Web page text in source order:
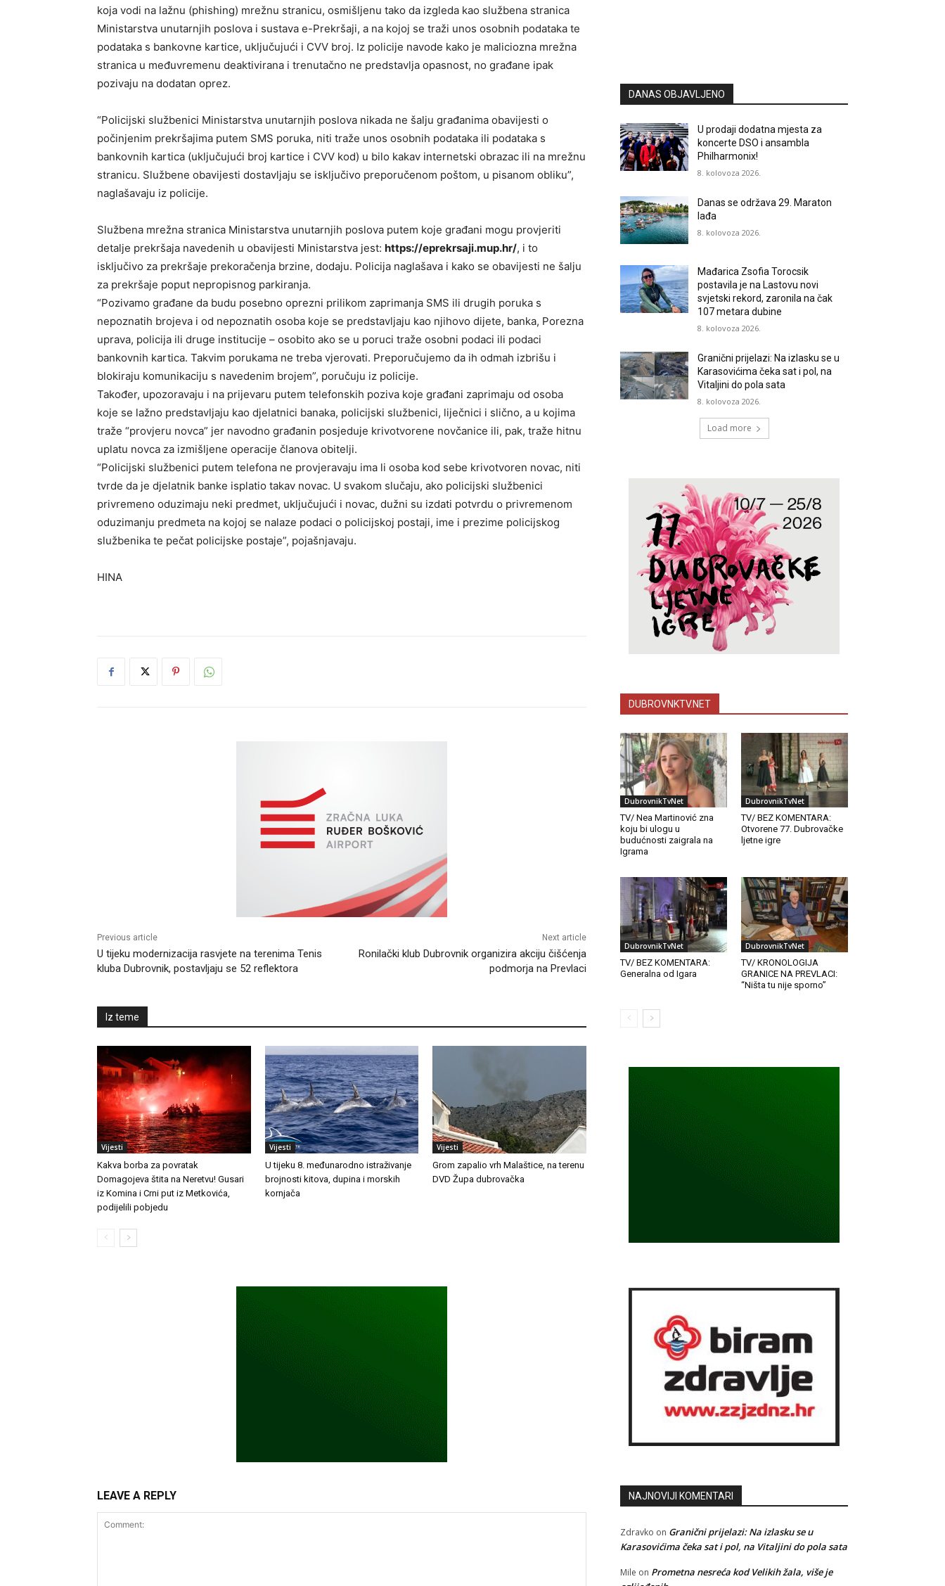
koja vodi na lažnu (phishing) mrežnu stranicu, osmišljenu tako da izgleda kao službena stranica
Ministarstva unutarnjih poslova i sustava e-Prekršaji, a na kojoj se traži unos osobnih podataka te
podataka s bankovne kartice, uključujući i CVV broj. Iz policije navode kako je maliciozna mrežna
stranica u međuvremenu deaktivirana i trenutačno ne predstavlja opasnost, no građane ipak
pozivaju na dodatan oprez.
“Policijski službenici Ministarstva unutarnjih poslova nikada ne šalju građanima obavijesti o
počinjenim prekršajima putem SMS poruka, niti traže unos osobnih podataka ili podataka s
bankovnih kartica (uključujući broj kartice i CVV kod) u bilo kakav internetski obrazac ili na mrežnu
stranicu. Službene obavijesti dostavljaju se isključivo preporučenom poštom, u pisanom obliku”,
naglašavaju iz policije.
Službena mrežna stranica Ministarstva unutarnjih poslova putem koje građani mogu provjeriti
detalje prekršaja navedenih u obavijesti Ministarstva jest: https://eprekrsaji.mup.hr/, i to
isključivo za prekršaje prekoračenja brzine, dodaju. Policija naglašava i kako se obavijesti ne šalju
za prekršaje poput nepropisnog parkiranja.
“Pozivamo građane da budu posebno oprezni prilikom zaprimanja SMS ili drugih poruka s
nepoznatih brojeva i od nepoznatih osoba koje se predstavljaju kao njihovo dijete, banka, Porezna
uprava, policija ili druge institucije – osobito ako se u poruci traže osobni podaci ili podaci
bankovnih kartica. Takvim porukama ne treba vjerovati. Preporučujemo da ih odmah izbrišu i
blokiraju komunikaciju s navedenim brojem”, poručuju iz policije.
Također, upozoravaju i na prijevaru putem telefonskih poziva koje građani zaprimaju od osoba
koje se lažno predstavljaju kao djelatnici banaka, policijski službenici, liječnici i slično, a u kojima
traže “provjeru novca” jer navodno građanin posjeduje krivotvorene novčanice ili, pak, traže hitnu
uplatu novca za izmišljene operacije članova obitelji.
“Policijski službenici putem telefona ne provjeravaju ima li osoba kod sebe krivotvoren novac, niti
tvrde da je djelatnik banke isplatio takav novac. U svakom slučaju, ako policijski službenici
privremeno oduzimaju neki predmet, uključujući i novac, dužni su izdati potvrdu o privremenom
oduzimanju predmeta na kojoj se nalaze podaci o policijskoj postaji, ime i prezime policijskog
službenika te pečat policijske postaje”, pojašnjavaju.
HINA
Previous article
U tijeku modernizacija rasvjete na terenima Tenis
kluba Dubrovnik, postavljaju se 52 reflektora
Next article
Ronilački klub Dubrovnik organizira akciju čišćenja
podmorja na Prevlaci
Iz teme
Vijesti
Kakva borba za povratak
Domagojeva štita na Neretvu! Gusari
iz Komina i Crni put iz Metkovića,
podijelili pobjedu
Vijesti
U tijeku 8. međunarodno istraživanje
brojnosti kitova, dupina i morskih
kornjača
Vijesti
Grom zapalio vrh Malaštice, na terenu
DVD Župa dubrovačka
LEAVE A REPLY
DANAS OBJAVLJENO
U prodaji dodatna mjesta za
koncerte DSO i ansambla
Philharmonix!
8. kolovoza 2026.
Danas se održava 29. Maraton
lađa
8. kolovoza 2026.
Mađarica Zsofia Torocsik
postavila je na Lastovu novi
svjetski rekord, zaronila na čak
107 metara dubine
8. kolovoza 2026.
Granični prijelazi: Na izlasku se u
Karasovićima čeka sat i pol, na
Vitaljini do pola sata
8. kolovoza 2026.
Load more
DUBROVNKTV.NET
DubrovnikTvNet
TV/ Nea Martinović zna
koju bi ulogu u
budućnosti zaigrala na
Igrama
DubrovnikTvNet
TV/ BEZ KOMENTARA:
Otvorene 77. Dubrovačke
ljetne igre
DubrovnikTvNet
TV/ BEZ KOMENTARA:
Generalna od Igara
DubrovnikTvNet
TV/ KRONOLOGIJA
GRANICE NA PREVLACI:
“Ništa tu nije sporno”
NAJNOVIJI KOMENTARI
Zdravko on Granični prijelazi: Na izlasku se u
Karasovićima čeka sat i pol, na Vitaljini do pola sata
Mile on Prometna nesreća kod Velikih žala, više je